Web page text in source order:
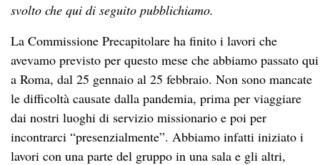
svolto che qui di seguito pubblichiamo.
La Commissione Precapitolare ha finito i lavori che
avevamo previsto per questo mese che abbiamo passato qui
a Roma, dal 25 gennaio al 25 febbraio. Non sono mancate
le difficoltà causate dalla pandemia, prima per viaggiare
dai nostri luoghi di servizio missionario e poi per
incontrarci “presenzialmente”. Abbiamo infatti iniziato i
lavori con una parte del gruppo in una sala e gli altri,